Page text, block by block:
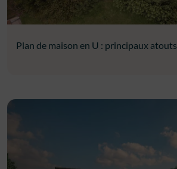
Plan de maison en U : principaux atouts